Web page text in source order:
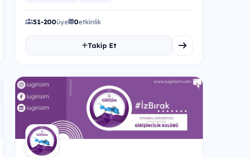
51-200üye 0etkinlik
Takip Et